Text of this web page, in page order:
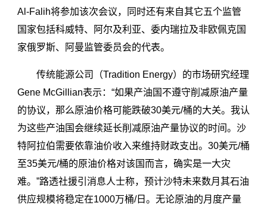
Al-Falih将参加该次会议，同时还有来自其它五个监管
国家包括科威特、阿尔及利亚、委内瑞拉及非欧佩克国
家俄罗斯、阿曼监管委员会的代表。
传统能源公司（Tradition Energy）的市场研究经理
Gene McGillian表示：“如果产油国不遵守削减原油产量
的协议，那么原油价格可能跌破30美元/桶的大关。我认
为这些产油国会继续延长削减原油产量协议的时间。沙
特阿拉伯需要依靠油价收入来维持财政支出。30美元/桶
至35美元/桶的原油价格对该国而言，确实是一大灾
难。”路透社援引消息人士称，预计沙特未来数月其石油
供应规模将稳定在1000万桶/日。无论原油的月度产量